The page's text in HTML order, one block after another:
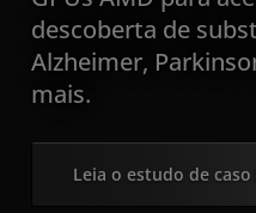
descoberta de
Alzheimer,
mais.
Leia o estudo de caso